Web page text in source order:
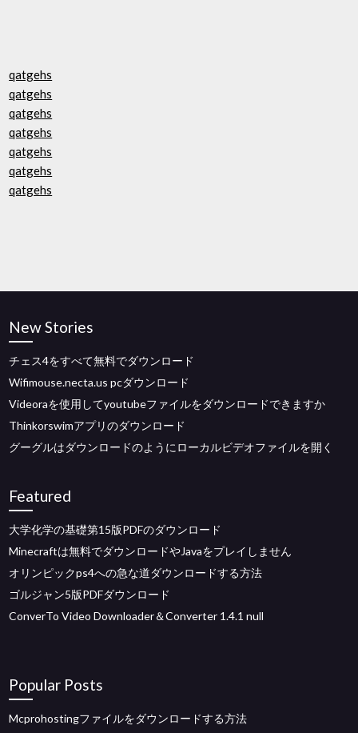
qatgehs
qatgehs
qatgehs
qatgehs
qatgehs
qatgehs
qatgehs
New Stories
チェス4をすべて無料でダウンロード
Wifimouse.necta.us pcダウンロード
Videoraを使用してyoutubeファイルをダウンロードできますか
Thinkorswimアプリのダウンロード
グーグルはダウンロードのようにローカルビデオファイルを開く
Featured
大学化学の基礎第15版PDFのダウンロード
Minecraftは無料でダウンロードやJavaをプレイしません
オリンピックps4への急な道ダウンロードする方法
ゴルジャン5版PDFダウンロード
ConverTo Video Downloader＆Converter 1.4.1 null
Popular Posts
Mcprohostingファイルをダウンロードする方法